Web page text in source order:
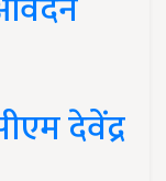
देवेंद्र